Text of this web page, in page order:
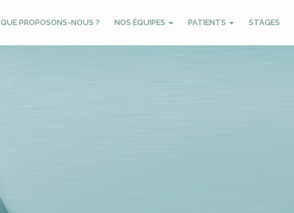
QUE PROPOSONS-NOUS ? NOS ÉQUIPES PATIENTS STAGES